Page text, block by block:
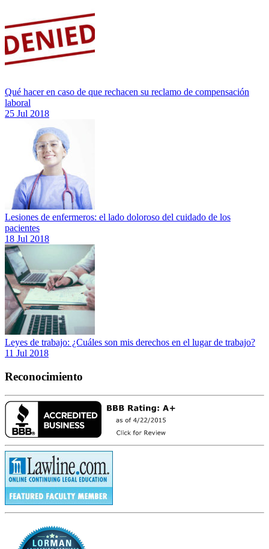
Qué hacer en caso de que rechacen su reclamo de compensación
laboral
25 Jul 2018
Lesiones de enfermeros: el lado doloroso del cuidado de los
pacientes
18 Jul 2018
Leyes de trabajo: ¿Cuáles son mis derechos en el lugar de trabajo?
11 Jul 2018
Reconocimiento